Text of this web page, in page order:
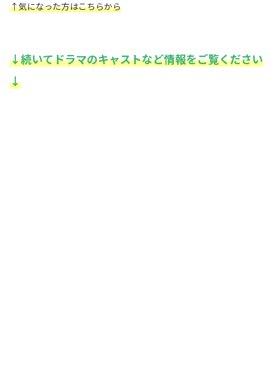
↑気になった方はこちらから
↓続いてドラマのキャストなど情報をご覧ください
↓